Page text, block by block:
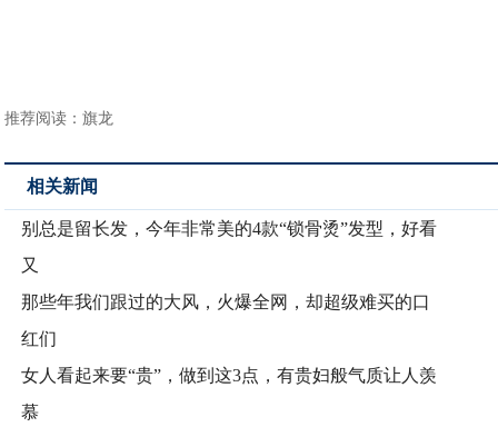
推荐阅读：旗龙
相关新闻
别总是留长发，今年非常美的4款“锁骨烫”发型，好看
又
那些年我们跟过的大风，火爆全网，却超级难买的口
红们
女人看起来要“贵”，做到这3点，有贵妇般气质让人羡
慕